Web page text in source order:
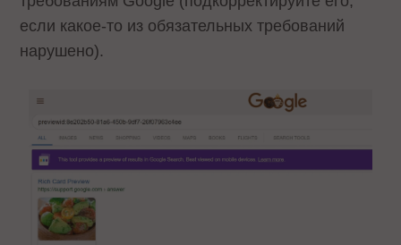
если какое-то из обязательных требований
нарушено).